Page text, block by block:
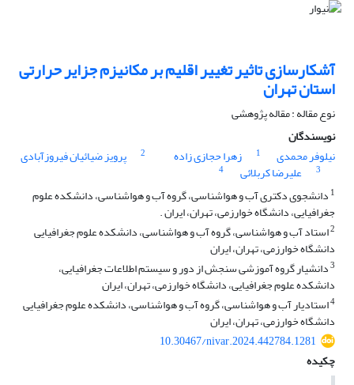
آشکارسازی تاثیر تغییر اقلیم بر مکانیزم جزایر حرارتی
استان تهران
نوع مقاله : مقاله پژوهشی
نویسندگان
نیلوفر محمدی
1 زهرا حجازی زاده 2 پرویز ضیائیان فیروزآبادی
3 علیرضا کربلائی
4
1 دانشجوی دکتری آب و هواشناسی، گروه آب و هواشناسی، دانشکده علوم
جغرافیایی، دانشگاه خوارزمی، تهران، ایران .
2استاد آب و هواشناسی، گروه آب و هواشناسی، دانشکده علوم جغرافیایی
دانشگاه خوارزمی، تهران، ایران
3دانشیار گروه آموزشی سنجش از دور و سیستم اطلاعات جغرافیایی،
دانشکده علوم جغرافیایی، دانشگاه خوارزمی، تهران، ایران
4استادیار آب و هواشناسی، گروه آب و هواشناسی، دانشکده علوم جغرافیایی
دانشگاه خوارزمی، تهران، ایران
10.30467/nivar.2024.442784.1281
چکیده